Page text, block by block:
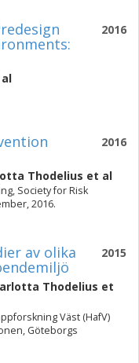
2016
2016
Thodelius et al
Society for Risk
2016.
2015
av olika
Thodelius et
Väst (HafV)
Göteborgs